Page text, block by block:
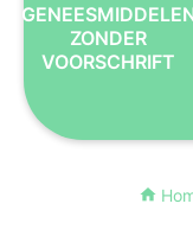
ZONDER
VOORSCHRIFT
home